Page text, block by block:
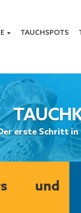
TAUCHSPOTS
erste Schritt in
und